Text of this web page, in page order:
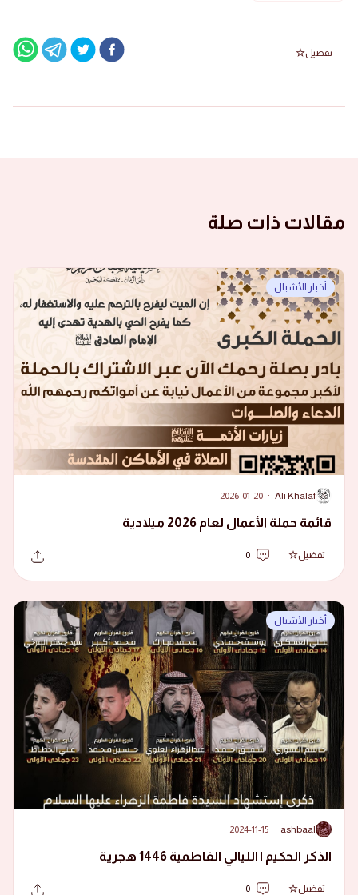
تفضيل
مقالات ذات صلة
أخبار الأشبال
A
Ali Khalaf
·
2026-01-20
قائمة حملة الأعمال لعام 2026 ميلادية
تفضيل 0
أخبار الأشبال
A
ashbaal
·
2024-11-15
الذكر الحكيم | الليالي الفاطمية 1446 هجرية
تفضيل 0